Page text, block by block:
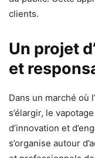
clients.
Un projet
et
Dans un marché où
s’élargir, le
d’innovation et
s’organise autour